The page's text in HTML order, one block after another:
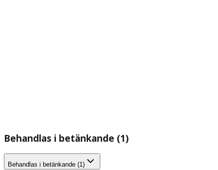
Behandlas i betänkande (1)
Behandlas i betänkande (1)